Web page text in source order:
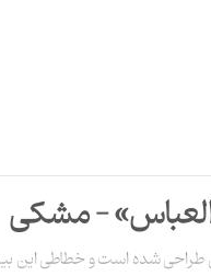
العباس» - مشکی
شده‌ است و خطاطی این